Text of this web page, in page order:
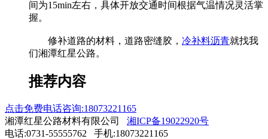
间为15min左右，具体开放交通时间根据气温情况灵活掌
握。
修补道路的材料，道路密缝胶， 冷补料沥青就找我
们湘潭红星公路。
推荐内容
点击免费电话咨询:18073221165
湘潭红星公路材料有限公司 湘ICP备19022920号
电话:0731-55555762 手机:18073221165